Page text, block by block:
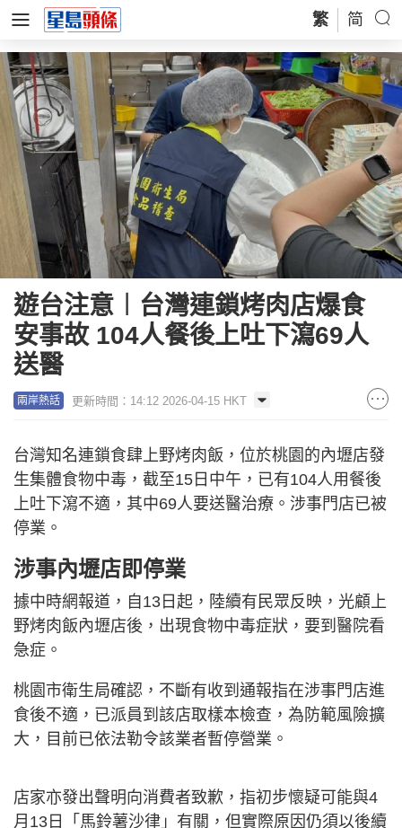
繁 简
遊台注意︱台灣連鎖烤肉店爆食
安事故 104人餐後上吐下瀉69人
送醫
兩岸熱話 更新時間：14:12 2026-04-15 HKT
台灣知名連鎖食肆上野烤肉飯，位於桃園的內壢店發
生集體食物中毒，截至15日中午，已有104人用餐後
上吐下瀉不適，其中69人要送醫治療。涉事門店已被
停業。
涉事內壢店即停業
據中時網報道，自13日起，陸續有民眾反映，光顧上
野烤肉飯內壢店後，出現食物中毒症狀，要到醫院看
急症。
桃園市衛生局確認，不斷有收到通報指在涉事門店進
食後不適，已派員到該店取樣本檢查，為防範風險擴
大，目前已依法勒令該業者暫停營業。
店家亦發出聲明向消費者致歉，指初步懷疑可能與4
月13日「馬鈴薯沙律」有關，但實際原因仍須以後續